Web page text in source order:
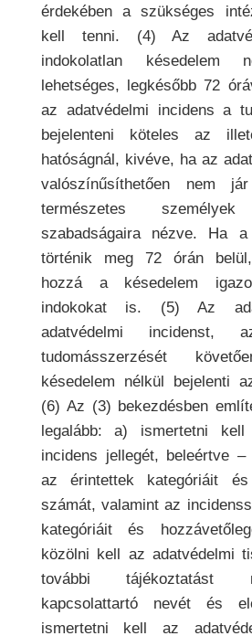
érdekében a szükséges
kell tenni. (4) Az
indokolatlan
lehetséges, legkésőbb 72
az adatvédelmi incidens a
bejelenteni köteles az
hatóságnál, kivéve, ha az
valószínűsíthetően nem
természetes
szabadságaira nézve. Ha
történik meg 72 órán
hozzá a késedelem
indokokat is. (5) Az
adatvédelmi
tudomásszerzését
késedelem nélkül bejelenti
(6) Az (3) bekezdésben
legalább: a) ismertetni kell
incidens jellegét, beleértve
az érintettek kategóriáit és
számát, valamint az
kategóriáit és
közölni kell az adatvédelmi
további tájékoztatást
kapcsolattartó nevét és
ismertetni kell az